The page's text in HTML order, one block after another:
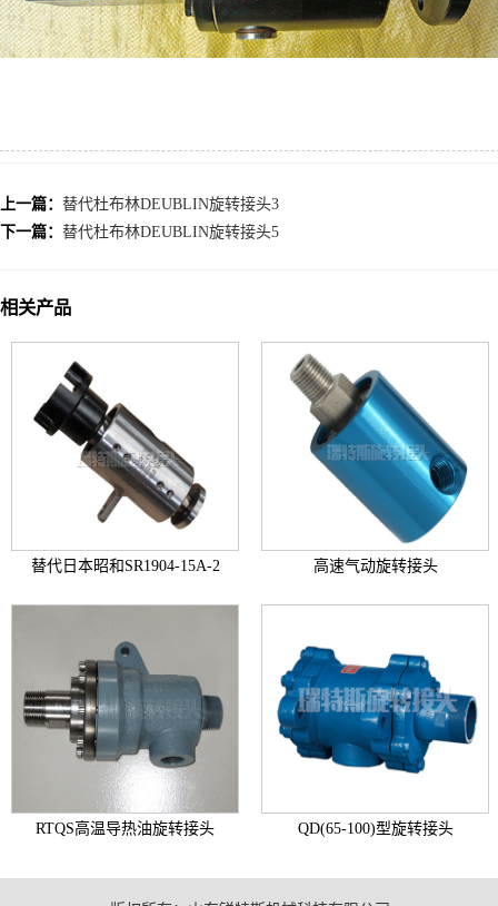
上一篇： 替代杜布林DEUBLIN旋转接头3
下一篇： 替代杜布林DEUBLIN旋转接头5
相关产品
替代日本昭和SR1904-15A-2
高速气动旋转接头
RTQS高温导热油旋转接头
QD(65-100)型旋转接头